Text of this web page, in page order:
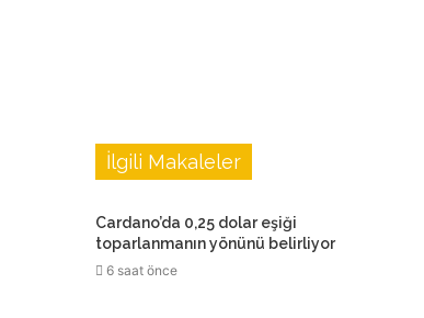
İlgili Makaleler
Cardano’da 0,25 dolar eşiği
toparlanmanın yönünü belirliyor
6 saat önce